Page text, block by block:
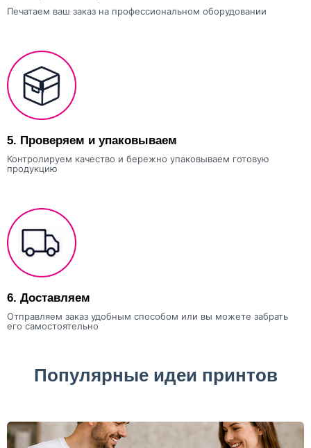
Печатаем ваш заказ на профессиональном оборудовании
5. Проверяем и упаковываем
Контролируем качество и бережно упаковываем готовую
продукцию
6. Доставляем
Отправляем заказ удобным способом или вы можете забрать
его самостоятельно
Популярные идеи принтов